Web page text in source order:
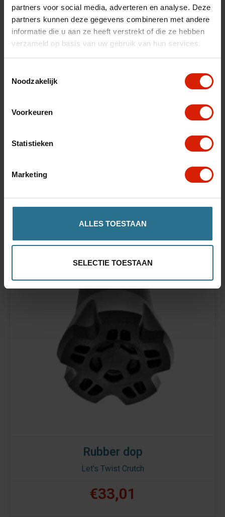
partners voor social media, adverteren en analyse. Deze
partners kunnen deze gegevens combineren met andere
informatie die u aan ze heeft verstrekt of die ze hebben
verzameld op basis van uw gebruik van hun services.
Noodzakelijk
Voorkeuren
Statistieken
Marketing
ALLES TOESTAAN
SELECTIE TOESTAAN
Rubber dop
Let's Twist Crutch
€33,01